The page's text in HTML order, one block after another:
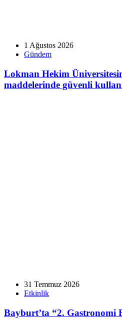
1 Ağustos 2026
Gündem
Lokman Hekim
maddelerinde güvenli
31 Temmuz 2026
Etkinlik
Bayburt’ta “2. Gastronomi